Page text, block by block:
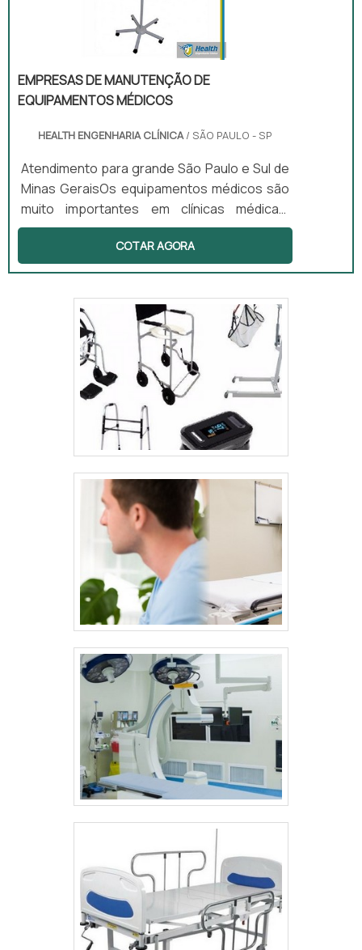
empresaUma boa empresa consegue
controlar os equipamento.
EMPRESAS DE MANUTENÇÃO DE
EQUIPAMENTOS MÉDICOS
HEALTH ENGENHARIA CLÍNICA/ SÃO PAULO - SP
Atendimento para grande São Paulo e Sul de
Minas GeraisOs equipamentos médicos são
muito importantes em clínicas médicas,
laboratórios, hospitais e muitos outros
estabelecimentos da área da saúde. Eles
têm como objetivo realizar uma série de
responsáveis consigam apresentar os
diagnósticos para estes.No entanto, é de
suma importância contratar empresas de
manutenção de equipamentos médicos em
casos de falhas nos equipamentos. Desse
modo, os equipamentos podem ter.
COTAR AGORA